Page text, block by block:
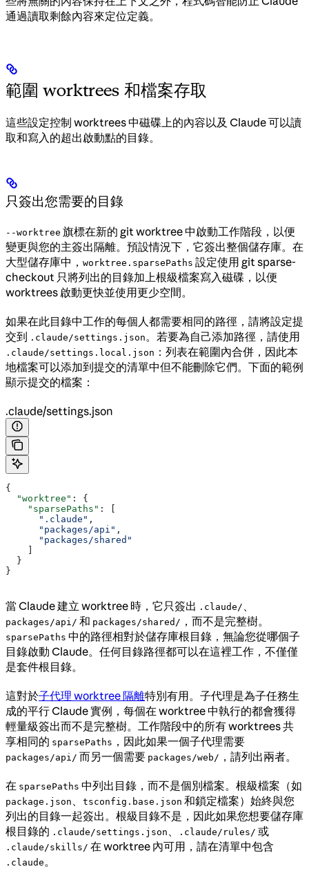
通過讀取剩餘內容來定位定義。
範圍 worktrees 和檔案存取
這些設定控制 worktrees 中磁碟上的內容以及 Claude 可以讀
取和寫入的超出啟動點的目錄。
只簽出您需要的目錄
--worktree 旗標在新的 git worktree 中啟動工作階段，以便
變更與您的主簽出隔離。預設情況下，它簽出整個儲存庫。在
大型儲存庫中， worktree.sparsePaths 設定使用 git sparse-
checkout 只將列出的目錄加上根級檔案寫入磁碟，以便
worktrees 啟動更快並使用更少空間。
如果在此目錄中工作的每個人都需要相同的路徑，請將設定提
交到 .claude/settings.json 。若要為自己添加路徑，請使用
.claude/settings.local.json ：列表在範圍內合併，因此本
地檔案可以添加到提交的清單中但不能刪除它們。下面的範例
顯示提交的檔案：
.claude/settings.json
{
  "worktree"
: {
    "sparsePaths"
: [
      ".claude"
,
      "packages/api"
,
      "packages/shared"
    ]
  }
}
當 Claude 建立 worktree 時，它只簽出 .claude/
packages/api/ 和 packages/shared/ ，而不是完整樹。
sparsePaths 中的路徑相對於儲存庫根目錄，無論您從哪個子
目錄啟動 Claude。任何目錄路徑都可以在這裡工作，不僅僅
是套件根目錄。
這對於子代理 worktree 隔離特別有用。子代理是為子任務生
成的平行 Claude 實例，每個在 worktree 中執行的都會獲得
輕量級簽出而不是完整樹。工作階段中的所有 worktrees 共
享相同的 sparsePaths ，因此如果一個子代理需要
packages/api/ 而另一個需要 packages/web/ ，請列出兩者。
在 sparsePaths 中列出目錄，而不是個別檔案。根級檔案（如
package.json tsconfig.base.json 和鎖定檔案）始終與您
列出的目錄一起簽出。根級目錄不是，因此如果您想要儲存庫
根目錄的 .claude/settings.json .claude/rules/ 或
.claude/skills/ 在 worktree 內可用，請在清單中包含
.claude 。